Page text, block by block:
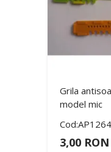
Grila
model mic
Cod:AP1264
3,00 RON